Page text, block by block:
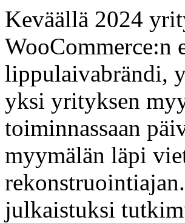
Keväällä 2024
lippulaivabrändi,
yksi yrityksen
toiminnassaan
myymälän läpi
julkaistuksi